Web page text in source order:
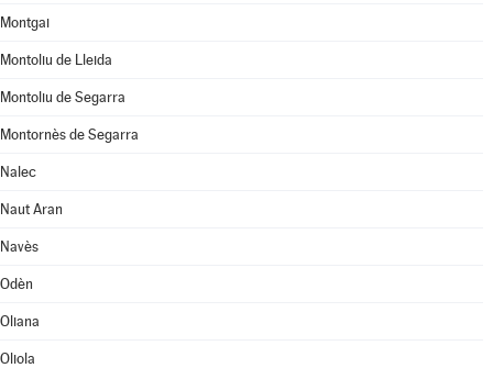
Montgai
Montoliu de Lleida
Montoliu de Segarra
Montornès de Segarra
Nalec
Naut Aran
Navès
Odèn
Oliana
Oliola